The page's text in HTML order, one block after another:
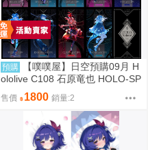
預購
【噗噗屋】日空預購09月 H
ololive C108 石原竜也 HOLO-SP
HERE 塔羅牌 ina 菈米 gura
售價 1800 銷量:2